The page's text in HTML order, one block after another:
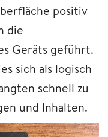
positiv
die
Geräts geführt.
sich als logisch
schnell zu
und Inhalten.